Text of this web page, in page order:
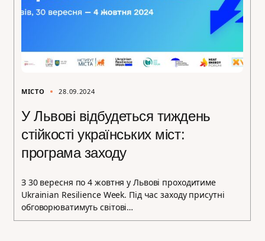
МІСТО 28.09.2024
У Львові відбудеться тиждень
стійкості українських міст:
програма заходу
З 30 вересня по 4 жовтня у Львові проходитиме
Ukrainian Resilience Week. Під час заходу присутні
обговорюватимуть світові…